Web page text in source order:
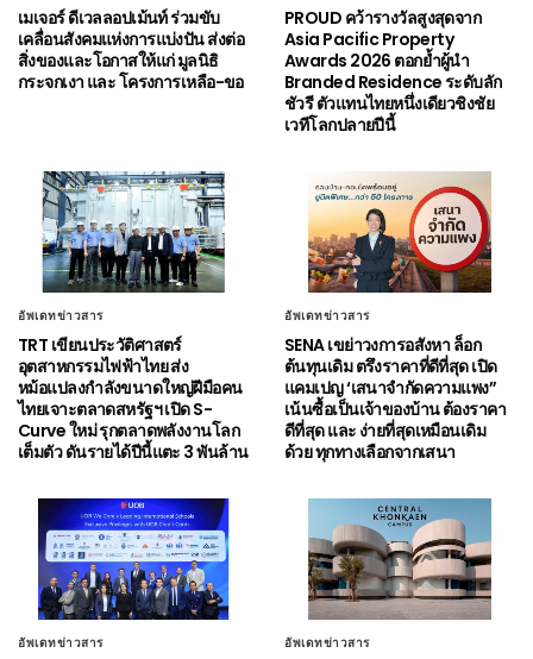
เมเจอร์ ดีเวลลอปเม้นท์ ร่วมขับ
เคลื่อนสังคมแห่งการแบ่งปัน ส่งต่อ
สิ่งของและโอกาสให้แก่ มูลนิธิ
กระจกเงา และ โครงการเหลือ-ขอ
PROUD คว้ารางวัลสูงสุดจาก
Asia Pacific Property
Awards 2026 ตอกย้ำผู้นำ
Branded Residence ระดับลัก
ชัวรี ตัวแทนไทยหนึ่งเดียวชิงชัย
เวทีโลกปลายปีนี้
อัพเดทข่าวสาร
TRT เขียนประวัติศาสตร์
อุตสาหกรรมไฟฟ้าไทย ส่ง
หม้อแปลงกำลังขนาดใหญ่ฝีมือคน
ไทยเจาะตลาดสหรัฐฯ เปิด S-
Curve ใหม่ รุกตลาดพลังงานโลก
เต็มตัว ดันรายได้ปีนี้แตะ 3 พันล้าน
อัพเดทข่าวสาร
SENA เขย่าวงการอสังหา ล็อก
ต้นทุนเดิม ตรึงราคาที่ดีที่สุด เปิด
แคมเปญ ‘เสนาจำกัดความแพง”
เน้นซื้อเป็นเจ้าของบ้าน ต้องราคา
ดีที่สุด และ ง่ายที่สุดเหมือนเดิม
ด้วย ทุกทางเลือกจากเสนา
อัพเดทข่าวสาร อัพเดทข่าวสาร